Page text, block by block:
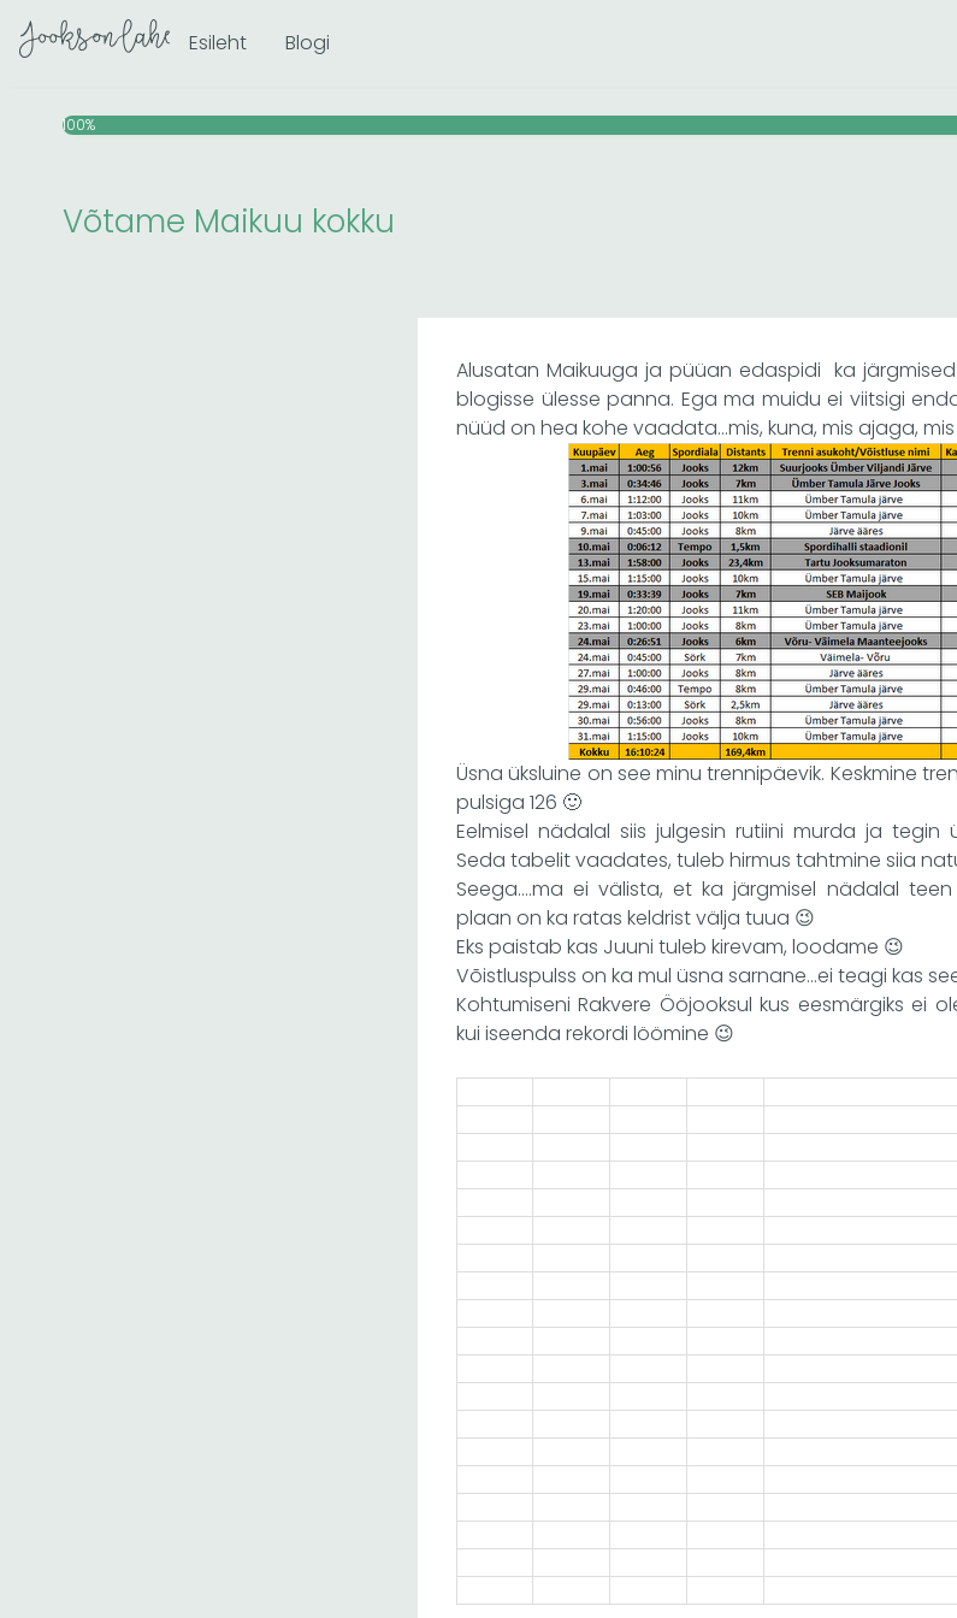
Skip
to
Esileht Blogi
100%
Võtame Maikuu kokku
Alusatan Maikuuga ja püüan edaspidi ka
blogisse ülesse panna. Ega ma muidu ei viitsigi
nüüd on hea kohe vaadata…mis, kuna, mis ajaga,
Üsna üksluine on see minu trennipäevik. Keskmine
pulsiga 126 🙂
Eelmisel nädalal siis julgesin rutiini murda ja tegin
Seda tabelit vaadates, tuleb hirmus tahtmine siia
Seega….ma ei välista, et ka järgmisel nädalal
plaan on ka ratas keldrist välja tuua 😉
Eks paistab kas Juuni tuleb kirevam, loodame 😉
Võistluspulss on ka mul üsna sarnane…ei teagi kas
Kohtumiseni Rakvere Ööjooksul kus eesmärgiks ei
kui iseenda rekordi löömine 😉